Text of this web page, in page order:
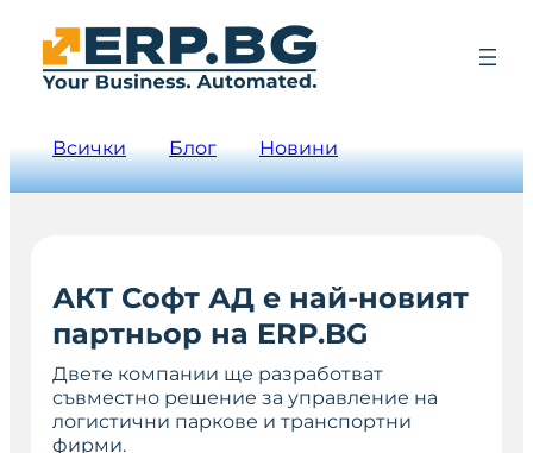
Всички Блог Новини
АКТ Софт АД е най-новият
партньор на ERP.BG
Двете компании ще разработват
съвместно решение за управление на
логистични паркове и транспортни
фирми.